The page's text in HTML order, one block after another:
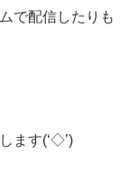
で配信したりも
ます(‘◇’)ゞ